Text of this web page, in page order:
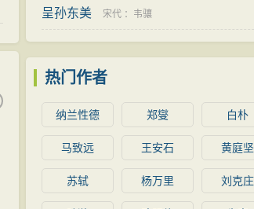
呈孙东美 宋代 ： 韦骧
热门作者
纳兰性德 郑燮 白朴
马致远 王安石 黄庭坚
苏轼 杨万里 刘克庄